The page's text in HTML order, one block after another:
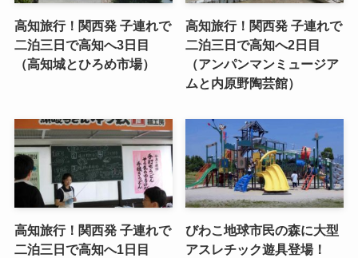
高知旅行！関西発 子連れで
二泊三日で高知へ3日目
（高知城とひろめ市場）
高知旅行！関西発 子連れで
二泊三日で高知へ2日目
（アンパンマンミュージア
ムと内原野陶芸館）
高知旅行！関西発 子連れで
二泊三日で高知へ1日目
びわこ地球市民の森に大型
アスレチック遊具登場！